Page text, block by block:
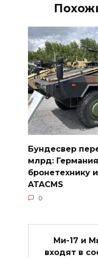
Бундесвер
млрд:
бронетехнику
ATACMS
0
Ми-17 и
входят в